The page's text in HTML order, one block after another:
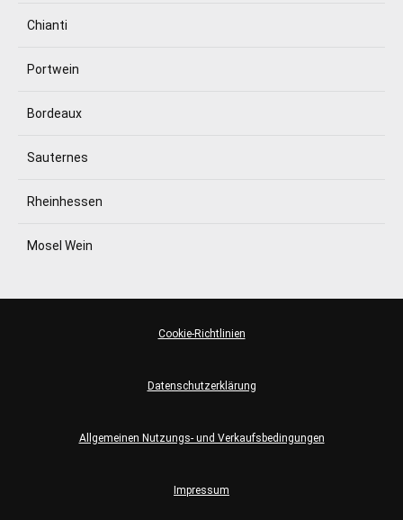
Chianti
Portwein
Bordeaux
Sauternes
Rheinhessen
Mosel Wein
Impressum
Allgemeinen Nutzungs- und Verkaufsbedingungen
Datenschutzerklärung
Cookie-Richtlinien